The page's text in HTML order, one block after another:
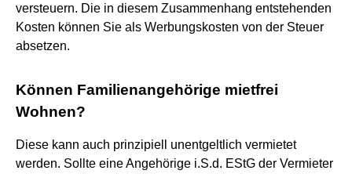
versteuern. Die in diesem Zusammenhang entstehenden
Kosten können Sie als Werbungskosten von der Steuer
absetzen.
Können Familienangehörige mietfrei
Wohnen?
Diese kann auch prinzipiell unentgeltlich vermietet
werden. Sollte eine Angehörige i.S.d. EStG der Vermieter